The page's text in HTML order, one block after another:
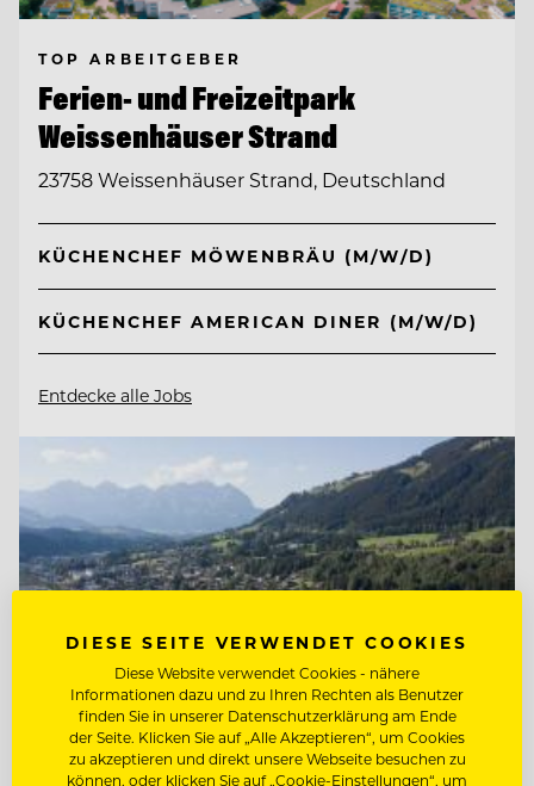
TOP ARBEITGEBER
Ferien- und Freizeitpark
Weissenhäuser Strand
23758 Weissenhäuser Strand, Deutschland
KÜCHENCHEF MÖWENBRÄU (M/W/D)
KÜCHENCHEF AMERICAN DINER (M/W/D)
Entdecke alle Jobs
DIESE SEITE VERWENDET COOKIES
Diese Website verwendet Cookies - nähere
Informationen dazu und zu Ihren Rechten als Benutzer
finden Sie in unserer Datenschutzerklärung am Ende
der Seite. Klicken Sie auf „Alle Akzeptieren“, um Cookies
zu akzeptieren und direkt unsere Webseite besuchen zu
können, oder klicken Sie auf „Cookie-Einstellungen“, um